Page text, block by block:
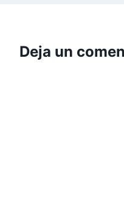
Deja un